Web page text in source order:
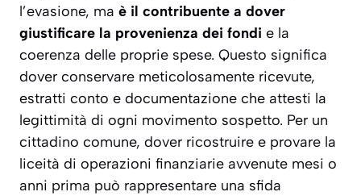
l’evasione, ma è il contribuente a dover
giustificare la provenienza dei fondi e la
coerenza delle proprie spese. Questo significa
dover conservare meticolosamente ricevute,
estratti conto e documentazione che attesti la
legittimità di ogni movimento sospetto. Per un
cittadino comune, dover ricostruire e provare la
liceità di operazioni finanziarie avvenute mesi o
anni prima può rappresentare una sfida